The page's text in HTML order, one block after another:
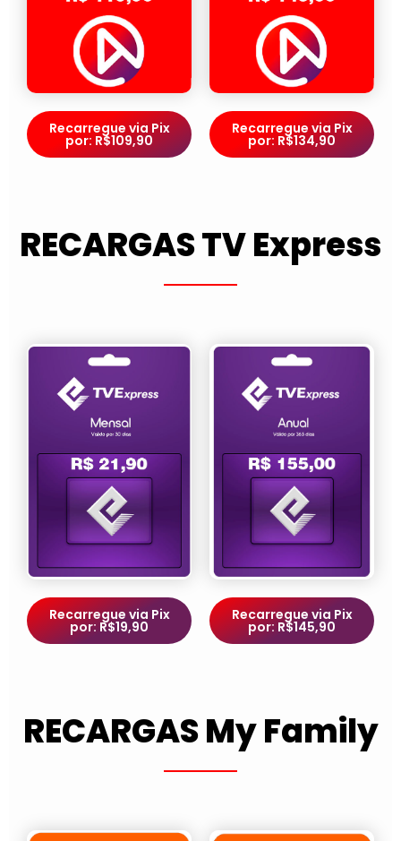
Recarregue via Pix
por: R$109,90
Recarregue via Pix
por: R$134,90
RECARGAS TV Express
Recarregue via Pix
por: R$19,90
Recarregue via Pix
por: R$145,90
RECARGAS My Family